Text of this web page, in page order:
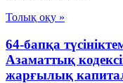
Толық оқу »
64-бапқа
Азаматтық
жарғылық